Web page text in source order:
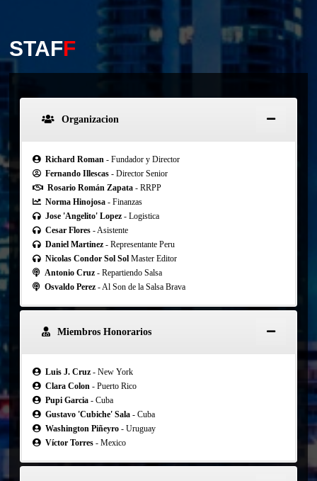
STAFF
Organizacion
Richard Roman- Fundador y Director
Fernando Illescas- Director Senior
Rosario Román Zapata - RRPP
Norma Hinojosa- Finanzas
Jose 'Angelito' Lopez- Logistica
Cesar Flores- Asistente
Daniel Martinez- Representante Peru
Nicolas Condor Sol SolMaster Editor
Antonio Cruz- Repartiendo Salsa
Osvaldo Perez - Al Son de la Salsa Brava
Miembros Honorarios
Luis J. Cruz- New York
Clara Colon- Puerto Rico
Pupi Garcia- Cuba
Gustavo 'Cubiche' Sala- Cuba
Washington Piñeyro - Uruguay
Víctor Torres - Mexico